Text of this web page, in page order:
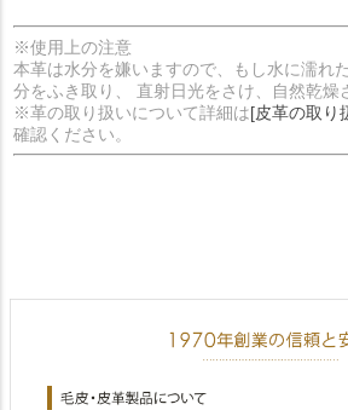
※使用上の注意
本革は水分を嫌いますので、もし水に濡れ
分をふき取り、 直射日光をさけ、自然乾燥
※革の取り扱いについて詳細は[皮革の取り
確認ください。